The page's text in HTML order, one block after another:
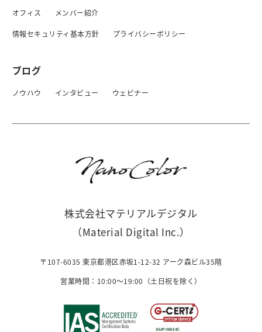
オフィス メンバー紹介
情報セキュリティ基本方針 プライバシーボリシー
ブログ
ノウハウ インタビュー ウェビナー
株式会社マテリアルデジタル
（Material Digital Inc.）
〒107-6035 東京都港区赤坂1-12-32 アーク森ビル35階
営業時間：10:00〜19:00（土日祝を除く）